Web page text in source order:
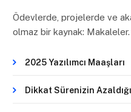
Ödevlerde, projelerde ve
olmaz bir kaynak:
2025 Yazılımcı Maaşları
Dikkat Sürenizin